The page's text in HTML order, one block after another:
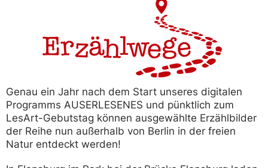
Genau ein Jahr nach dem Start unseres digitalen
Programms AUSERLESENES und pünktlich zum
LesArt-Gebutstag können ausgewählte Erzählbilder
der Reihe nun außerhalb von Berlin in der freien
Natur entdeckt werden!